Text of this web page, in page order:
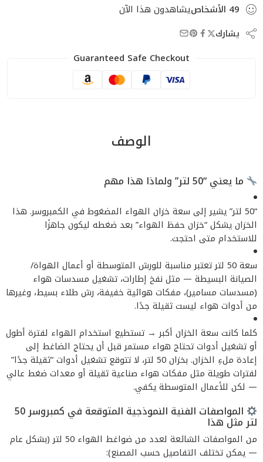
49 الأشخاصيشاهدون هذا الآن
يشارك
Guaranteed Safe Checkout
الوصف
ما يعني “50 لتر” ولماذا هذا مهم
“50 لتر” يشير إلى سعة خزان الهواء المضغوط في الكمبروسر. هذا
الخزان يشكل “خزان حفظ الهواء” بعد ضغطه ليكون جاهزًا
للاستخدام متى احتجت.
سعة 50 لتر تعتبر مناسبة للورش المتوسطة أو أعمال الهواة/
الصيانة البسيطة — مثل نفخ إطارات، تشغيل مسدسات هواء
(مسدسات مسامير)، مفكات هوائية خفيفة، رش طلاء بسيط، وغيرها
من أدوات هواء ليست ثقيلة جدًا.
كلما كانت سعة الخزان أكبر → تستطيع استخدام الهواء لفترة أطول
أو تشغيل أدوات تحتاج هواء مستمر قبل أن يحتاج الضاغط إلى
إعادة ملءِ الخزان. بخزان 50 لتر، لا تتوقع تشغيل أدوات “ثقيلة جدًا”
لفترات طويلة مثل مفكات هواء صناعية ثقيلة أو معدات ضغط عالي
— لكن للأعمال المتوسطة يكفي.
المواصفات الفنية النموذجية المتوقعة في كمبروسر 50
لتر مثل هذا
من المواصفات الشائعة لعدد من ضواغط الهواء 50 لتر (بشكل عام
— يمكن تختلف التفاصيل حسب المصنع):